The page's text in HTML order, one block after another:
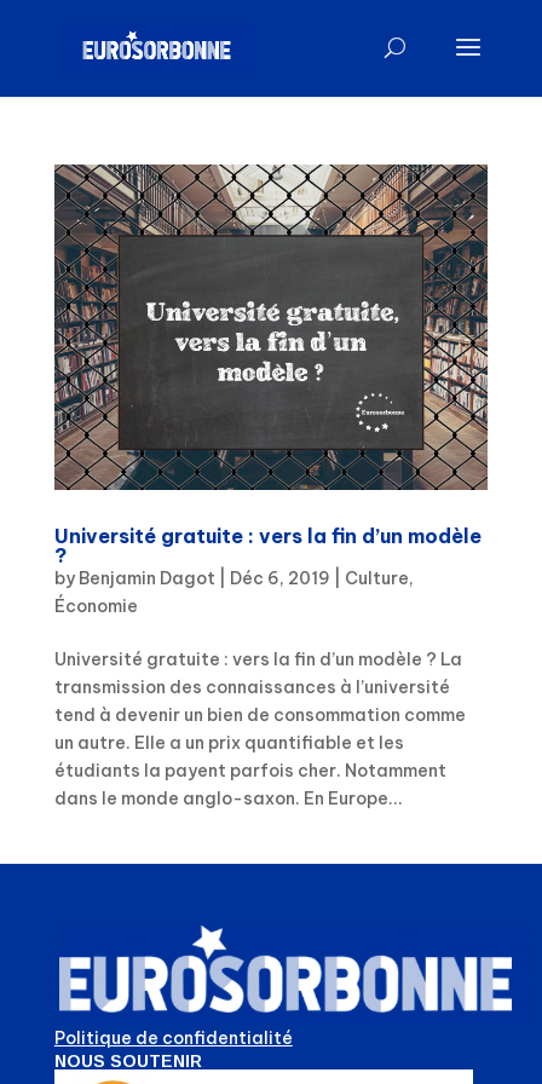
Université gratuite : vers la fin d’un modèle
?
by Benjamin Dagot Déc 6, 2019 Culture,
Économie
Université gratuite : vers la fin d’un modèle ? La
transmission des connaissances à l’université
tend à devenir un bien de consommation comme
un autre. Elle a un prix quantifiable et les
étudiants la payent parfois cher. Notamment
dans le monde anglo-saxon. En Europe...
Politique de confidentialité
NOUS SOUTENIR